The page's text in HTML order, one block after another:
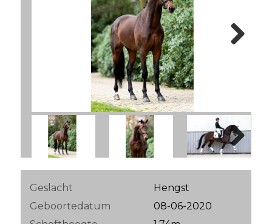
Geslacht
Hengst
Geboortedatum
08-06-2020